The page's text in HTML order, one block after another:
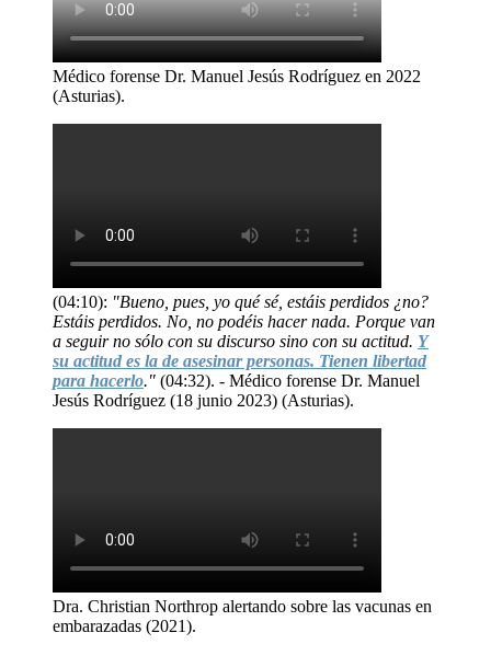
Médico forense Dr. Manuel Jesús Rodríguez en 2022
(Asturias).
(04:10): "Bueno, pues, yo qué sé, estáis perdidos ¿no?
Estáis perdidos. No, no podéis hacer nada. Porque van
a seguir no sólo con su discurso sino con su actitud. Y
su actitud es la de asesinar personas. Tienen libertad
para hacerlo." (04:32). - Médico forense Dr. Manuel
Jesús Rodríguez (18 junio 2023) (Asturias).
Dra. Christian Northrop alertando sobre las vacunas en
embarazadas (2021).